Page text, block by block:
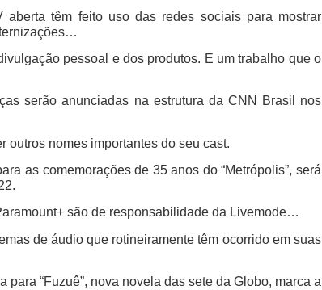
têm feito uso das redes sociais para mostrar
pessoal e dos produtos. E um trabalho que o
serão anunciadas na estrutura da CNN Brasil nos
nomes importantes do seu cast.
as comemorações de 35 anos do “Metrópolis”, será
são de responsabilidade da Livemode…
de áudio que rotineiramente têm ocorrido em suas
“Fuzuê”, nova novela das sete da Globo, marca a